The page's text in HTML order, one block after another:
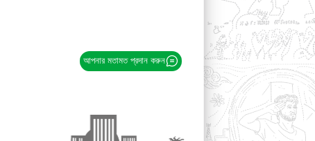
আপনার মতামত প্রদান করুন